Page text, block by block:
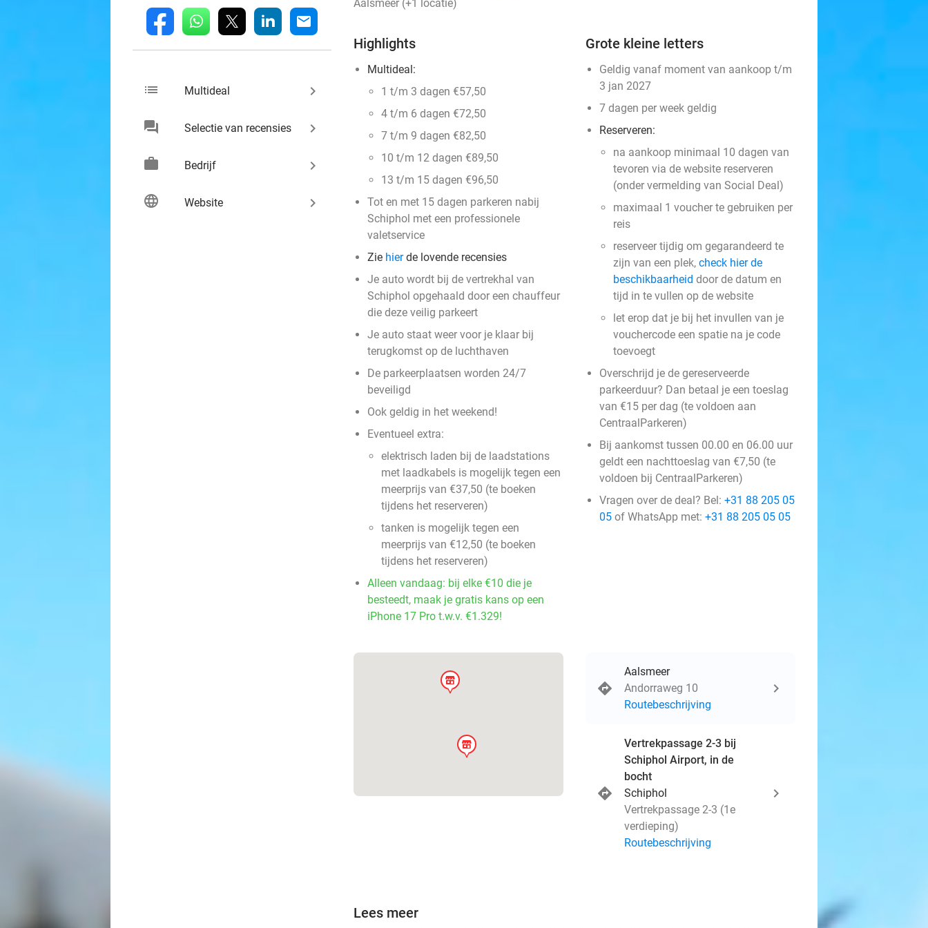
fb whatsapp linkedin mail
list Multideal keyboard_arrow_right
chat Selectie van recensies keyboard_arrow_right
work Bedrijf keyboard_arrow_right
language Website keyboard_arrow_right
Aalsmeer (+1 locatie)
Highlights
Multideal:
1 t/m 3 dagen €57,50
4 t/m 6 dagen €72,50
7 t/m 9 dagen €82,50
10 t/m 12 dagen €89,50
13 t/m 15 dagen €96,50
Tot en met 15 dagen parkeren nabij
Schiphol met een professionele
valetservice
Zie hierde lovende recensies
Je auto wordt bij de vertrekhal van
Schiphol opgehaald door een chauffeur
die deze veilig parkeert
Je auto staat weer voor je klaar bij
terugkomst op de luchthaven
De parkeerplaatsen worden 24/7
beveiligd
Ook geldig in het weekend!
Eventueel extra:
elektrisch laden bij de laadstations
met laadkabels is mogelijk tegen een
meerprijs van €37,50 (te boeken
tijdens het reserveren)
tanken is mogelijk tegen een
meerprijs van €12,50 (te boeken
tijdens het reserveren)
Alleen vandaag: bij elke €10 die je
besteedt, maak je gratis kans op een
iPhone 17 Pro t.w.v. €1.329!
Grote kleine letters
Geldig vanaf moment van aankoop t/m
3 jan 2027
7 dagen per week geldig
Reserveren:
na aankoop minimaal 10 dagen van
tevoren via de website reserveren
(onder vermelding van Social Deal)
maximaal 1 voucher te gebruiken per
reis
reserveer tijdig om gegarandeerd te
zijn van een plek, check hier de
beschikbaarheid door de datum en
tijd in te vullen op de website
let erop dat je bij het invullen van je
vouchercode een spatie na je code
toevoegt
Overschrijd je de gereserveerde
parkeerduur? Dan betaal je een toeslag
van €15 per dag (te voldoen aan
CentraalParkeren)
Bij aankomst tussen 00.00 en 06.00 uur
geldt een nachttoeslag van €7,50 (te
voldoen bij CentraalParkeren)
Vragen over de deal? Bel: +31 88 205 05
05 of WhatsApp met: +31 88 205 05 05
store
store
Aalsmeer
Andorraweg 10
Routebeschrijving
Vertrekpassage 2-3 bij
Schiphol Airport, in de
bocht
Schiphol
Vertrekpassage 2-3 (1e
verdieping)
Routebeschrijving
Lees meer